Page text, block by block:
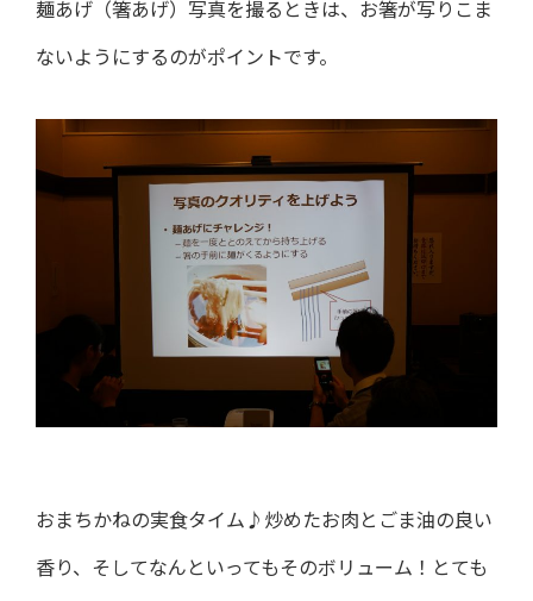
麺あげ（箸あげ）写真を撮るときは、お箸が写りこま
ないようにするのがポイントです。
おまちかねの実食タイム♪炒めたお肉とごま油の良い
香り、そしてなんといってもそのボリューム！とても